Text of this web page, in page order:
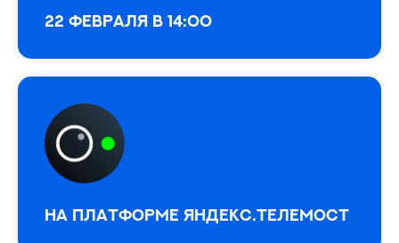
22 февраля в 14:00
На платформе Яндекс.Телемост